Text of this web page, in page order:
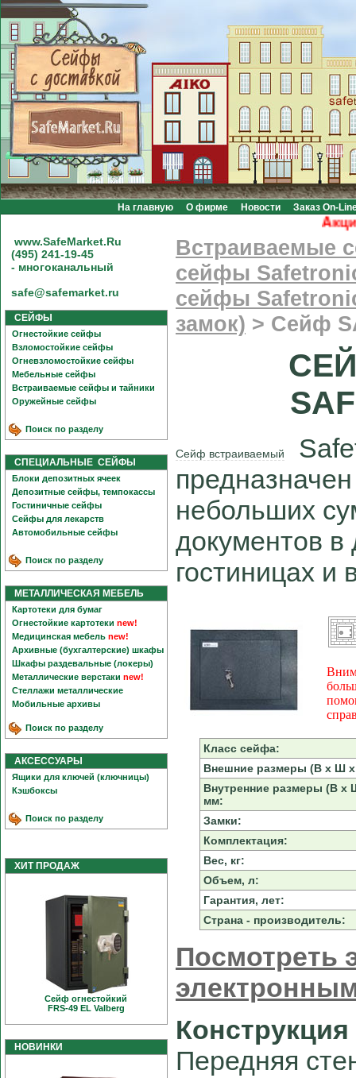
На главную О фирме Новости Заказ On-
www.SafeMarket.Ru
(495) 241-19-45
- многоканальный
safe@safemarket.ru
СЕЙФЫ
Огнестойкие сейфы
Взломостойкие сейфы
Огневзломостойкие сейфы
Мебельные сейфы
Встраиваемые сейфы и тайники
Оружейные сейфы
Поиск по разделу
СПЕЦИАЛЬНЫЕ СЕЙФЫ
Блоки депозитных ячеек
Депозитные сейфы, темпокассы
Гостиничные сейфы
Сейфы для лекарств
Автомобильные сейфы
Поиск по разделу
МЕТАЛЛИЧЕСКАЯ МЕБЕЛЬ
Картотеки для бумаг
Огнестойкие картотеки new!
Медицинская мебель new!
Архивные (бухгалтерские) шкафы
Шкафы раздевальные (локеры)
Металлические верстаки new!
Стеллажи металлические
Мобильные архивы
Поиск по разделу
АКСЕССУАРЫ
Ящики для ключей (ключницы)
Кэшбоксы
Поиск по разделу
ХИТ ПРОДАЖ
Сейф огнестойкий
FRS-49 EL Valberg
НОВИНКИ
Встраиваемые
сейфы
сейфы
замок) > Сейф
Сейф встраиваемый
небольших
документов
гостиницах и
Класс сейфа:
Внешние размеры (В х Ш
Внутренние размеры (В х
мм:
Замки:
Комплектация:
Вес, кг:
Объем, л:
Гарантия, лет:
Страна - производитель:
Посмотреть
Конструкция
Передняя